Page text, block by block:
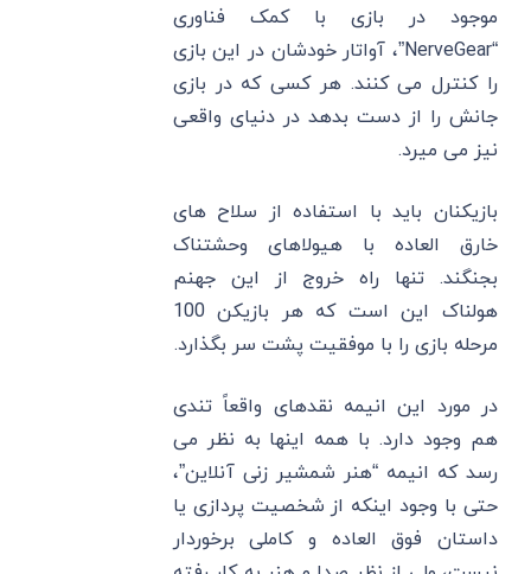
موجود در بازی با کمک فناوری
“NerveGear”، آواتار خودشان در این بازی
را کنترل می کنند. هر کسی که در بازی
جانش را از دست بدهد در دنیای واقعی
نیز می میرد.
بازیکنان باید با استفاده از سلاح های
خارق العاده با هیولاهای وحشتناک
بجنگند. تنها راه خروج از این جهنم
هولناک این است که هر بازیکن 100
مرحله بازی را با موفقیت پشت سر بگذارد.
در مورد این انیمه نقدهای واقعاً تندی
هم وجود دارد. با همه اینها به نظر می
رسد که انیمه “هنر شمشیر زنی آنلاین”،
حتی با وجود اینکه از شخصیت پردازی یا
داستان فوق العاده و کاملی برخوردار